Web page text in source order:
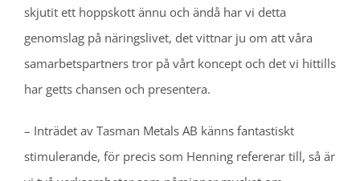
skjutit ett hoppskott ännu och ändå har vi detta
genomslag på näringslivet, det vittnar ju om att våra
samarbetspartners tror på vårt koncept och det vi hittills
har getts chansen och presentera.
– Inträdet av Tasman Metals AB känns fantastiskt
stimulerande, för precis som Henning refererar till, så är